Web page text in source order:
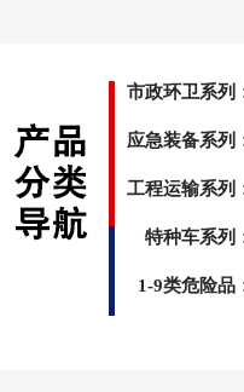
市政环卫系列
应急装备系列
工程运输系列
特种车系列
1-9类危险品